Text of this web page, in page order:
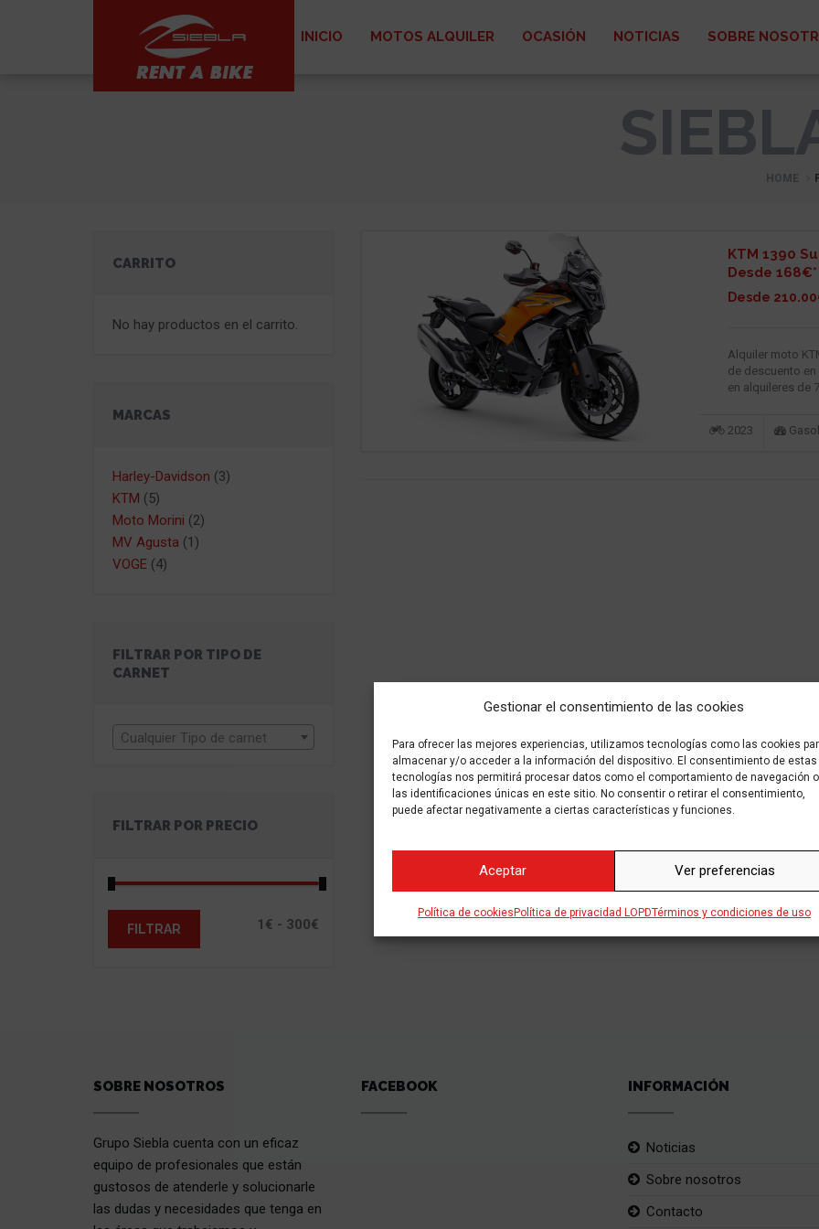
Gestionar el consentimiento de las cookies
Para ofrecer las mejores experiencias, utilizamos tecnologías como las cookies
almacenar y/o acceder a la información del dispositivo. El consentimiento de estas
tecnologías nos permitirá procesar datos como el comportamiento de navegación o
las identificaciones únicas en este sitio. No consentir o retirar el consentimiento,
puede afectar negativamente a ciertas características y funciones.
Aceptar Ver preferencias
Política de cookiesPolítica de privacidad LOPDTérminos y condiciones de uso
INICIO MOTOS ALQUILER OCASIÓN NOTICIAS SOBRE
HOME
CARRITO
No hay productos en el carrito.
MARCAS
Harley-Davidson (3)
KTM (5)
Moto Morini (2)
MV Agusta (1)
VOGE (4)
FILTRAR POR TIPO DE
CARNET
Cualquier Tipo de carnet
FILTRAR POR PRECIO
FILTRAR
KTM 1390
Desde 168€*
Desde
Alquiler moto
de descuento
en alquileres de
2023
SOBRE NOSOTROS
Grupo Siebla cuenta con un eficaz
equipo de profesionales que están
gustosos de atenderle y solucionarle
las dudas y necesidades que tenga en
FACEBOOK INFORMACIÓN
Noticias
Sobre nosotros
Contacto